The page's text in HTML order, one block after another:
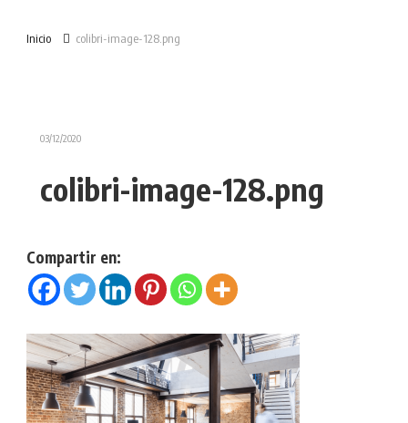
Inicio colibri-image-128.png
03/12/2020
colibri-image-128.png
Compartir en: